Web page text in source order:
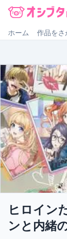
ホーム 作品をさ
ヒロイン
ンと内緒